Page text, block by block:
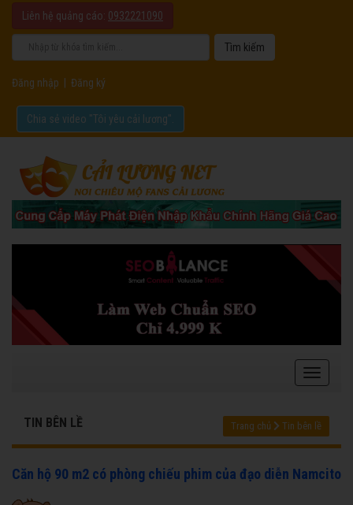
Liên hệ quảng cáo: 0932221090
Đăng nhập Đăng ký
Chia sẻ video "Tôi yêu cải lương".
TIN BÊN LỀ Trang chủ Tin bên lề
Căn hộ 90 m2 có phòng chiếu phim của đạo diễn Namcito